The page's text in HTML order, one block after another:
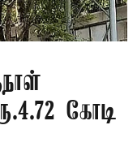
கோடி